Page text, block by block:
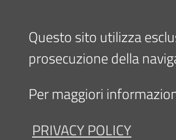
Questo sito utilizza
prosecuzione della
Per maggiori
PRIVACY POLICY